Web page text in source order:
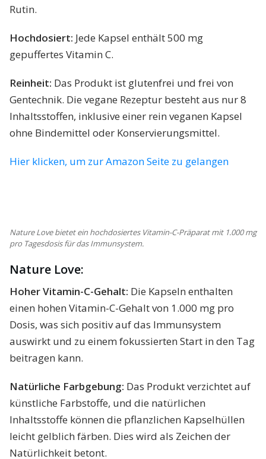
Rutin.
Hochdosiert: Jede Kapsel enthält 500 mg
gepuffertes Vitamin C.
Reinheit: Das Produkt ist glutenfrei und frei von
Gentechnik. Die vegane Rezeptur besteht aus nur 8
Inhaltsstoffen, inklusive einer rein veganen Kapsel
ohne Bindemittel oder Konservierungsmittel.
Hier klicken, um zur Amazon Seite zu gelangen
Nature Love bietet ein hochdosiertes Vitamin-C-Präparat mit 1.000 mg
pro Tagesdosis für das Immunsystem.
Nature Love:
Hoher Vitamin-C-Gehalt: Die Kapseln enthalten
einen hohen Vitamin-C-Gehalt von 1.000 mg pro
Dosis, was sich positiv auf das Immunsystem
auswirkt und zu einem fokussierten Start in den Tag
beitragen kann.
Natürliche Farbgebung: Das Produkt verzichtet auf
künstliche Farbstoffe, und die natürlichen
Inhaltsstoffe können die pflanzlichen Kapselhüllen
leicht gelblich färben. Dies wird als Zeichen der
Natürlichkeit betont.